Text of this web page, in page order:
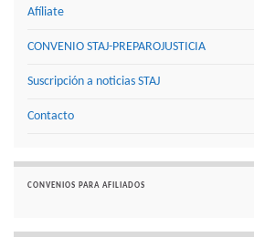
Afíliate
CONVENIO STAJ-PREPAROJUSTICIA
Suscripción a noticias STAJ
Contacto
CONVENIOS PARA AFILIADOS